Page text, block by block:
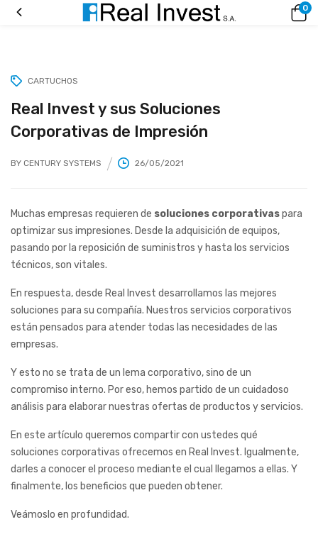
0
CARTUCHOS
Real Invest y sus Soluciones
Corporativas de Impresión
BY CENTURY SYSTEMS 26/05/2021
Muchas empresas requieren de soluciones corporativaspara
optimizar sus impresiones. Desde la adquisición de equipos,
pasando por la reposición de suministros y hasta los servicios
técnicos, son vitales.
En respuesta, desde Real Invest desarrollamos las mejores
soluciones para su compañía. Nuestros servicios corporativos
están pensados para atender todas las necesidades de las
empresas.
Y esto no se trata de un lema corporativo, sino de un
compromiso interno. Por eso, hemos partido de un cuidadoso
análisis para elaborar nuestras ofertas de productos y servicios.
En este artículo queremos compartir con ustedes qué
soluciones corporativas ofrecemos en Real Invest. Igualmente,
darles a conocer el proceso mediante el cual llegamos a ellas. Y
finalmente, los beneficios que pueden obtener.
Veámoslo en profundidad.